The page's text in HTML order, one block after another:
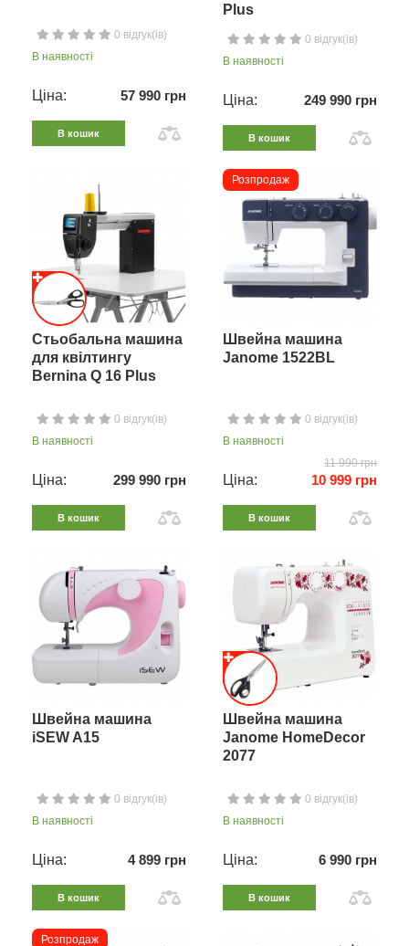
0 відгук(ів)
В наявності
Ціна: 57 990 грн
В кошик
Plus
0 відгук(ів)
В наявності
Ціна: 249 990 грн
В кошик
Стьобальна машина
для квілтингу
Bernina Q 16 Plus
0 відгук(ів)
В наявності
Ціна: 299 990 грн
В кошик
Розпродаж
Швейна машина
Janome 1522BL
0 відгук(ів)
В наявності
11 990 грн
Ціна: 10 999 грн
В кошик
Швейна машина
iSEW A15
0 відгук(ів)
В наявності
Ціна: 4 899 грн
В кошик
Швейна машина
Janome HomeDecor
2077
0 відгук(ів)
В наявності
Ціна: 6 990 грн
В кошик
Розпродаж